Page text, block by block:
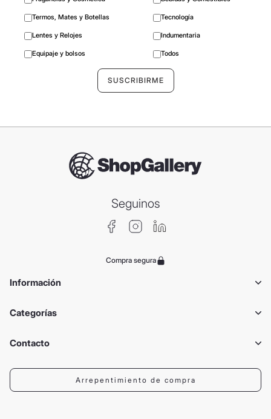
Termos, Mates y Botellas Tecnología
Lentes y Relojes Indumentaria
Equipaje y bolsos Todos
Seguinos
Compra segura
Información
Categorías
Contacto
Arrepentimiento de compra